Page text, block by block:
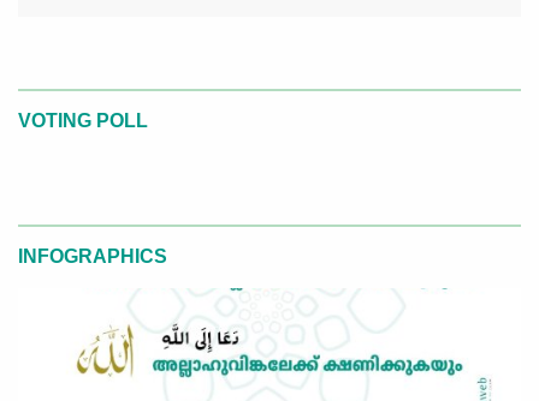
VOTING POLL
INFOGRAPHICS